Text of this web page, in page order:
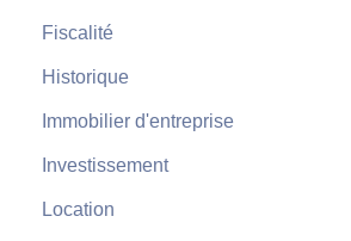
Fiscalité
Historique
Immobilier d'entreprise
Investissement
Location